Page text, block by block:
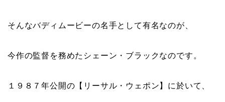
そんなバディムービーの名手として有名なのが、
今作の監督を務めたシェーン・ブラックなのです。
１９８７年公開の【リーサル・ウェポン】に於いて、